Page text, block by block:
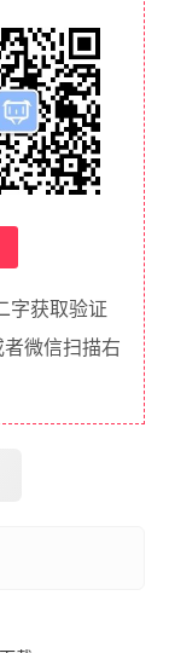
字获取验证
微信扫描右